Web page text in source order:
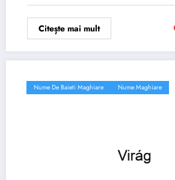
Citește mai mult
Nume De Baieti Maghiare Nume Maghiare